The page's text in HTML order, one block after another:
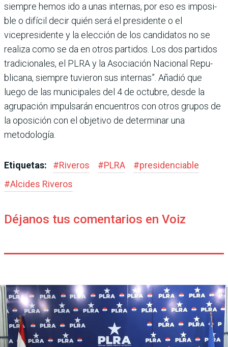
siempre hemos ido a unas internas, por eso es imposi­
ble o difícil decir quién será el presidente o el
vicepresidente y la elección de los candidatos no se
realiza como se da en otros partidos. Los dos parti­dos
tradicionales, el PLRA y la Asociación Nacional Repu­
blicana, siempre tuvieron sus internas”. Añadió que
luego de las municipales del 4 de octubre, desde la
agrupación impulsarán encuentros con otros grupos de
la oposición con el objetivo de determinar una
metodología.
Etiquetas: #Riveros #PLRA #presidenciable
#Alcides Riveros
Déjanos tus comentarios en Voiz